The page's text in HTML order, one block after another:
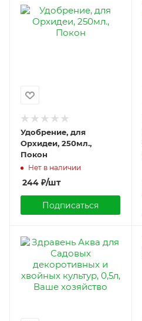
Удобрение, для
Орхидеи, 250мл.,
Покон
Нет в наличии
244 ₽/шт
Подписаться